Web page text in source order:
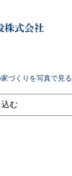
づくりを写真で見る